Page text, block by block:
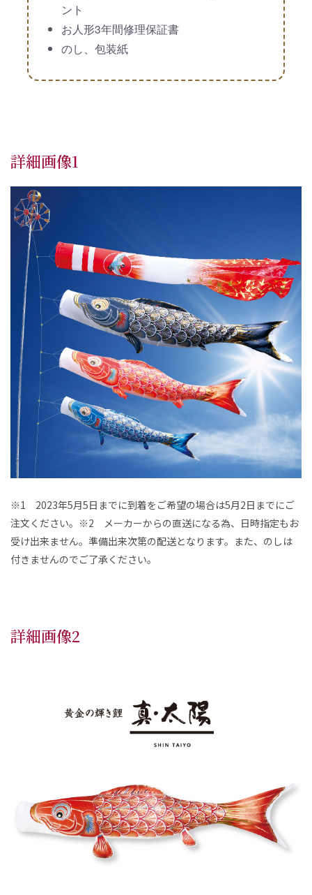
ント
お人形3年間修理保証書
のし、包装紙
詳細画像1
※1 2023年5月5日までに到着をご希望の場合は5月2日までにご
注文ください。※2 メーカーからの直送になる為、日時指定もお
受け出来ません。準備出来次第の配送となります。また、のしは
付きませんのでご了承ください。
詳細画像2